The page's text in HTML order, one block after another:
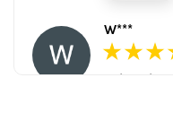
W***
16/Nov/